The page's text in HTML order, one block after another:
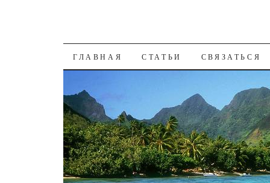
К СОДЕРЖАНИЮ
ГЛАВНАЯ СТАТЬИ СВЯЗАТЬСЯ